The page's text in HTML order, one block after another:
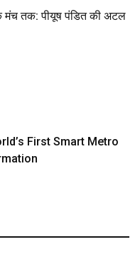
मंच तक: पीयूष पंडित की अटल
First Smart Metro